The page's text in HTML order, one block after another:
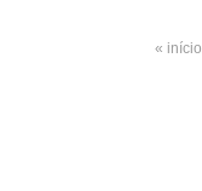
« início